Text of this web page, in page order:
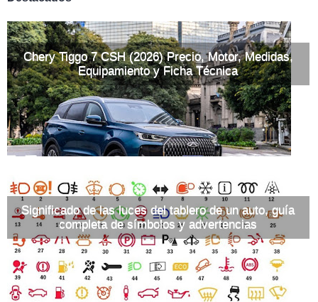
Chery Tiggo 7 CSH (2026) Precio, Motor, Medidas,
Equipamiento y Ficha Técnica
Significado de las luces del tablero de un auto, guía
completa de símbolos y advertencias